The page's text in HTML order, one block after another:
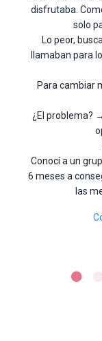
disfrutaba.
solo
Lo peor,
llamaban para
Para cambiar
¿El problema?
Conocí a un
6 meses a
las